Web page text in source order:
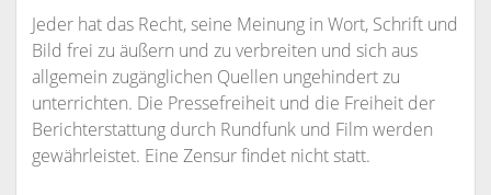
Jeder hat das Recht, seine Meinung in Wort, Schrift und
Bild frei zu äußern und zu verbreiten und sich aus
allgemein zugänglichen Quellen ungehindert zu
unterrichten. Die Pressefreiheit und die Freiheit der
Berichterstattung durch Rundfunk und Film werden
gewährleistet. Eine Zensur findet nicht statt.